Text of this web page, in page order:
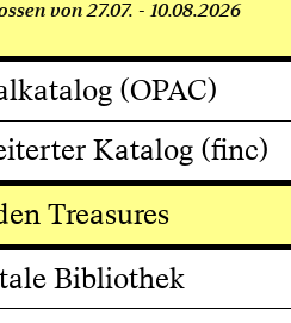
von 27.07. - 10.08.2026
(OPAC)
Katalog (finc)
Treasures
Bibliothek